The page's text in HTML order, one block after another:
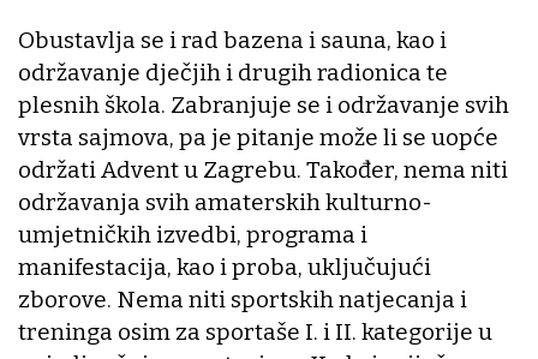
Obustavlja se i rad bazena i sauna, kao i
održavanje dječjih i drugih radionica te
plesnih škola. Zabranjuje se i održavanje svih
vrsta sajmova, pa je pitanje može li se uopće
održati Advent u Zagrebu. Također, nema niti
održavanja svih amaterskih kulturno-
umjetničkih izvedbi, programa i
manifestacija, kao i proba, uključujući
zborove. Nema niti sportskih natjecanja i
treninga osim za sportaše I. i II. kategorije u